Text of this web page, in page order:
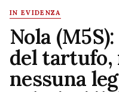
IN EVIDENZA
Nola
del tartufo,
nessuna